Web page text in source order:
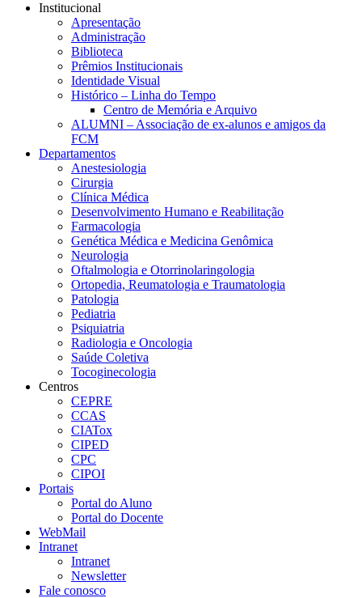
Institucional
Apresentação
Administração
Biblioteca
Prêmios Institucionais
Identidade Visual
Histórico – Linha do Tempo
Centro de Memória e Arquivo
ALUMNI – Associação de ex-alunos e amigos da
FCM
Departamentos
Anestesiologia
Cirurgia
Clínica Médica
Desenvolvimento Humano e Reabilitação
Farmacologia
Genética Médica e Medicina Genômica
Neurologia
Oftalmologia e Otorrinolaringologia
Ortopedia, Reumatologia e Traumatologia
Patologia
Pediatria
Psiquiatria
Radiologia e Oncologia
Saúde Coletiva
Tocoginecologia
Centros
CEPRE
CCAS
CIATox
CIPED
CPC
CIPOI
Portais
Portal do Aluno
Portal do Docente
WebMail
Intranet
Intranet
Newsletter
Fale conosco